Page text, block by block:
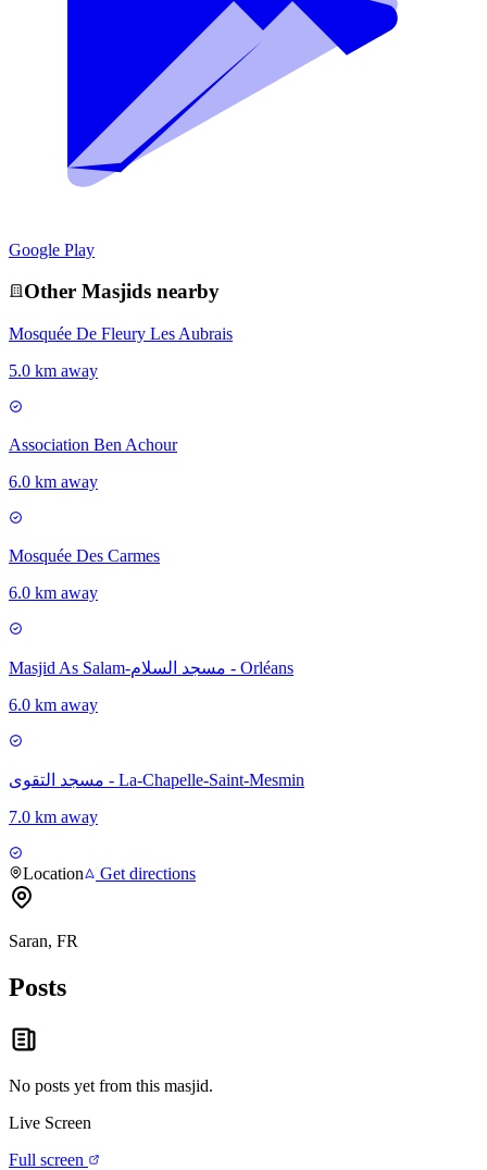
Google Play
Other Masjids nearby
Mosquée De Fleury Les Aubrais
5.0 km away
Association Ben Achour
6.0 km away
Mosquée Des Carmes
6.0 km away
Masjid As Salam-مسجد السلام - Orléans
6.0 km away
مسجد التقوى - La-Chapelle-Saint-Mesmin
7.0 km away
Location Get directions
Saran, FR
Posts
No posts yet from this masjid.
Live Screen
Full screen